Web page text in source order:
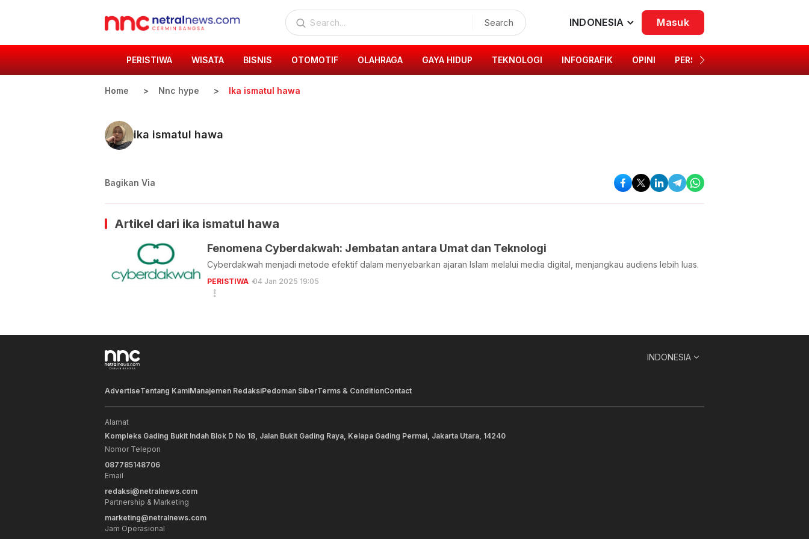
Search INDONESIA Masuk
PERISTIWA WISATA BISNIS OTOMOTIF OLAHRAGA GAYA HIDUP TEKNOLOGI INFOGRAFIK OPINI PERSONA
Home Nnc hype Ika ismatul hawa
ika ismatul hawa
Bagikan Via
Artikel dari ika ismatul hawa
Fenomena Cyberdakwah: Jembatan antara Umat dan Teknologi
Cyberdakwah menjadi metode efektif dalam menyebarkan ajaran Islam melalui media digital, menjangkau audiens lebih luas.
PERISTIWA 04 Jan 2025 19:05
INDONESIA
AdvertiseTentang KamiManajemen RedaksiPedoman SiberTerms & ConditionContact
Alamat
Kompleks Gading Bukit Indah Blok D No 18, Jalan Bukit Gading Raya, Kelapa Gading Permai, Jakarta Utara, 14240
Nomor Telepon
087785148706
Email
redaksi@netralnews.com
Partnership & Marketing
marketing@netralnews.com
Jam Operasional